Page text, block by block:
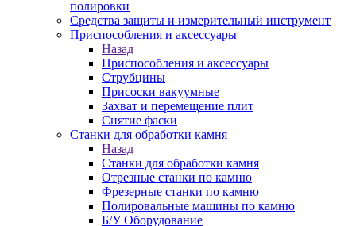
полировки
Средства защиты и измерительный инструмент
Приспособления и аксессуары
Назад
Приспособления и аксессуары
Струбцины
Присоски вакуумные
Захват и перемещение плит
Снятие фаски
Станки для обработки камня
Назад
Станки для обработки камня
Отрезные станки по камню
Фрезерные станки по камню
Полировальные машины по камню
Б/У Оборудование